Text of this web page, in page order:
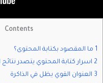
Contents
1 ما المقصود بكتابة المحتوى؟
2 اسرار كتابة المحتوي يتصدر نتائج البحث
3 العنوان القوي يظل في الذاكرة